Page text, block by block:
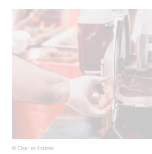
© Charles Roussel